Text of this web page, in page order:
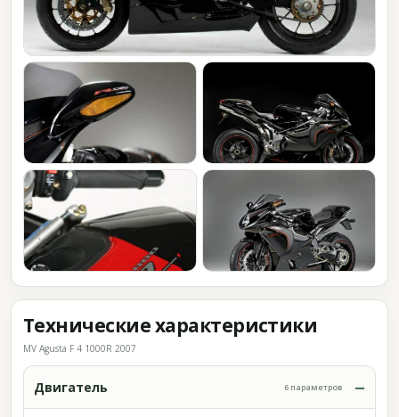
Технические характеристики
MV Agusta F 4 1000R 2007
Двигатель 6 параметров